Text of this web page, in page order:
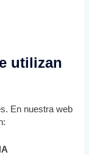
utilizan
En nuestra web